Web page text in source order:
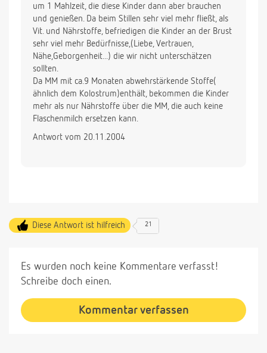
um 1 Mahlzeit, die diese Kinder dann aber brauchen
und genießen. Da beim Stillen sehr viel mehr fließt, als
Vit. und Nährstoffe, befriedigen die Kinder an der Brust
sehr viel mehr Bedürfnisse,(Liebe, Vertrauen,
Nähe,Geborgenheit...) die wir nicht unterschätzen
sollten.
Da MM mit ca.9 Monaten abwehrstärkende Stoffe(
ähnlich dem Kolostrum)enthält, bekommen die Kinder
mehr als nur Nährstoffe über die MM, die auch keine
Flaschenmilch ersetzen kann.
Antwort vom 20.11.2004
Diese Antwort ist hilfreich 21
Es wurden noch keine Kommentare verfasst!
Schreibe doch einen.
Kommentar verfassen